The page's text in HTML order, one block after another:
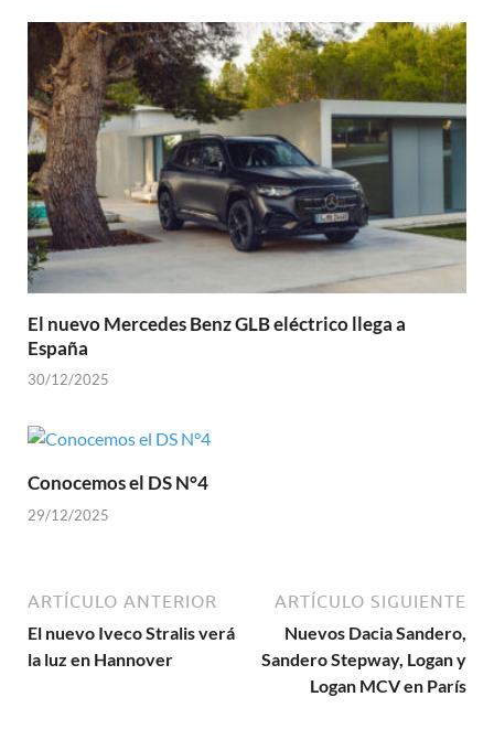
El nuevo Mercedes Benz GLB eléctrico llega a
España
30/12/2025
Conocemos el DS N°4
29/12/2025
ARTÍCULO ANTERIOR
El nuevo Iveco Stralis verá
la luz en Hannover
ARTÍCULO SIGUIENTE
Nuevos Dacia Sandero,
Sandero Stepway, Logan y
Logan MCV en París